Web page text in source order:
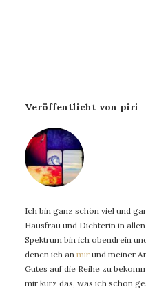
Veröffentlicht von piri
Ich bin ganz schön viel und
Hausfrau und Dichterin in
Spektrum bin ich obendrein
denen ich an mir und meiner
Gutes auf die Reihe zu
mir kurz das, was ich schon